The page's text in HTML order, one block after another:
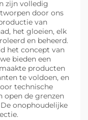
zijn volledig
door ons
van
het gloeien, elk
en beheerd.
het concept van
bieden een
producten
te voldoen, en
technische
open de grenzen
onophoudelijke